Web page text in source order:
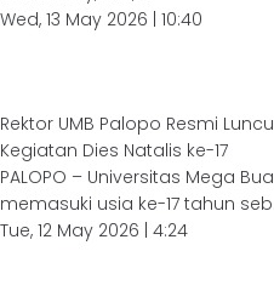
Wed, 13 May 2026 | 10:40
Rektor UMB Palopo Resmi
Kegiatan Dies Natalis ke-17
PALOPO – Universitas Mega
memasuki usia ke-17 tahun
Tue, 12 May 2026 | 4:24